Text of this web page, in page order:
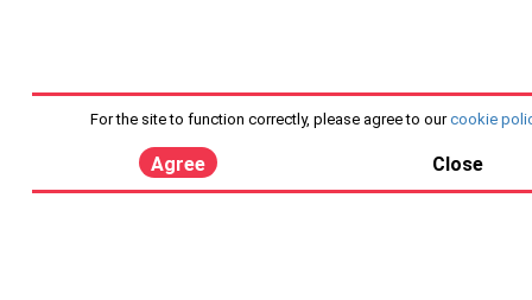
For the site to function correctly, please agree to ourcookie
Agree Close